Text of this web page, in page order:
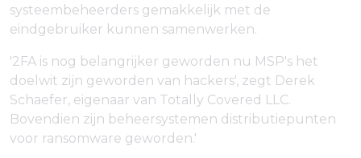
systeembeheerders gemakkelijk met de
eindgebruiker kunnen samenwerken.
'2FA is nog belangrijker geworden nu MSP's het
doelwit zijn geworden van hackers', zegt Derek
Schaefer, eigenaar van Totally Covered LLC.
Bovendien zijn beheersystemen distributiepunten
voor ransomware geworden.'